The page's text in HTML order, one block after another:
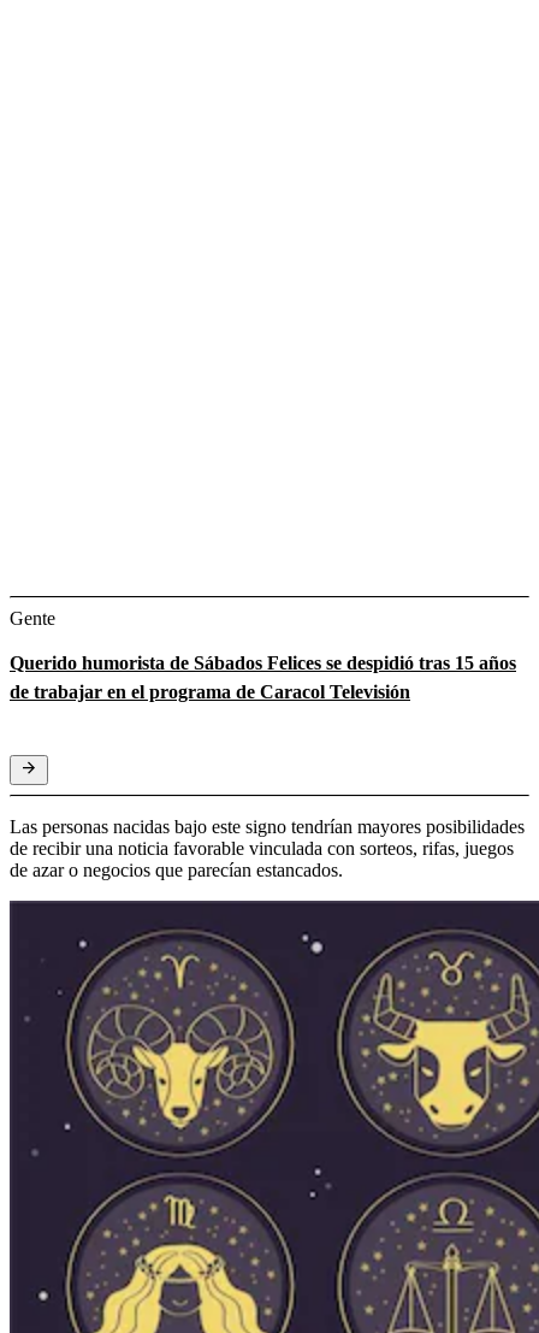
Gente
Querido humorista de Sábados Felices se despidió tras 15 años
de trabajar en el programa de Caracol Televisión
Las personas nacidas bajo este signo tendrían mayores posibilidades
de recibir una noticia favorable vinculada con sorteos, rifas, juegos
de azar o negocios que parecían estancados.